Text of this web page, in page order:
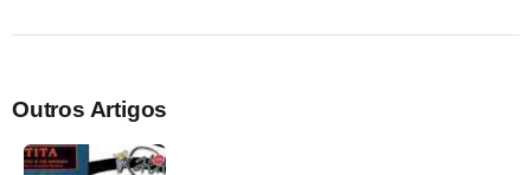
Outros Artigos